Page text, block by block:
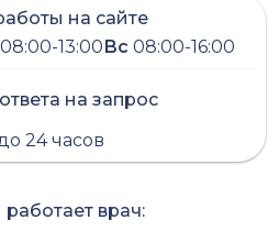
на сайте
08:00-13:00 Вс 08:00-16:00
на запрос
24 часов
врач: